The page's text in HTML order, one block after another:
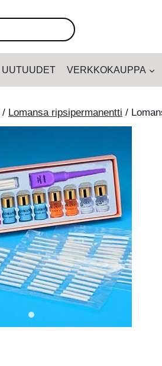
UUTUUDET VERKKOKAUPPA
/ Lomansa ripsipermanentti /